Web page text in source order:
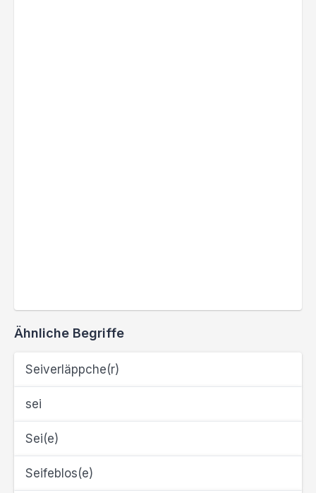
Ähnliche Begriffe
Seiverläppche(r)
sei
Sei(e)
Seifeblos(e)